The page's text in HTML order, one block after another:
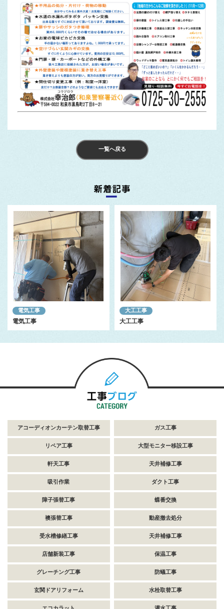
一覧へ戻る
電気工事
電気工事
大工工事
大工工事
アコーディオンカーテン取替工事 ガス工事
リペア工事 大型モニター移設工事
軒天工事 天井補修工事
吸引作業 ダクト工事
障子張替工事 蝶番交換
襖張替工事 動産撤去処分
受水槽修繕工事 天井補修工事
店舗新装工事 保温工事
グレーチング工事 防蟻工事
玄関ドアリフォーム 水栓取替工事